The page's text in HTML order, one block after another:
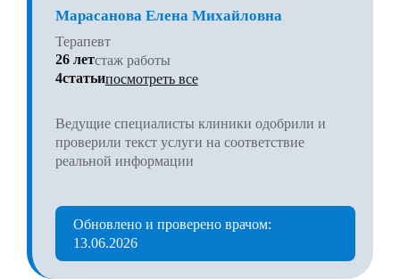
Марасанова Елена Михайловна
Терапевт
26 летстаж работы
4статьипосмотреть все
Ведущие специалисты клиники одобрили и
проверили текст услуги на соответствие
реальной информации
Обновлено и проверено врачом:
13.06.2026